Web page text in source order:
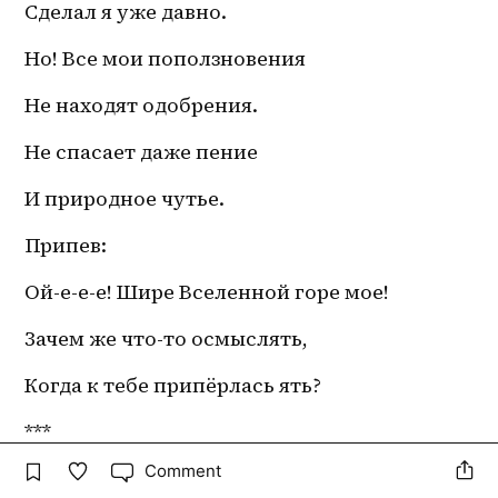
Сделал я уже давно.
Но! Все мои поползновения
Не находят одобрения.
Не спасает даже пение
И природное чутье.
Припев:
Ой-е-е-е! Шире Вселенной горе мое!
Зачем же что-то осмыслять,
Когда к тебе припёрлась ять?
***
Федорино горе Comment